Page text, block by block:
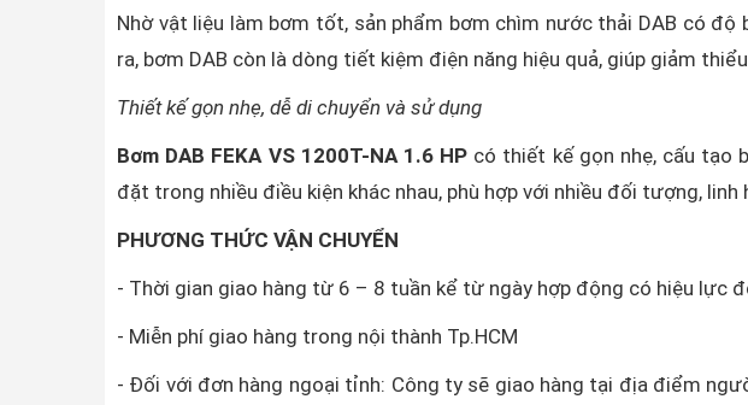
Nhờ vật liệu làm bơm tốt, sản phẩm bơm chìm nước thải DAB có độ
ra, bơm DAB còn là dòng tiết kiệm điện năng hiệu quả, giúp giảm
Thiết kế gọn nhẹ, dễ di chuyển và sử dụng
Bơm DAB FEKA VS 1200T-NA 1.6 HP có thiết kế gọn nhẹ, cấu tạo
đặt trong nhiều điều kiện khác nhau, phù hợp với nhiều đối tượng,
PHƯƠNG THỨC VẬN CHUYỂN
- Thời gian giao hàng từ 6 – 8 tuần kể từ ngày hợp động có hiệu lực
- Miễn phí giao hàng trong nội thành Tp.HCM
- Đối với đơn hàng ngoại tỉnh: Công ty sẽ giao hàng tại địa điểm